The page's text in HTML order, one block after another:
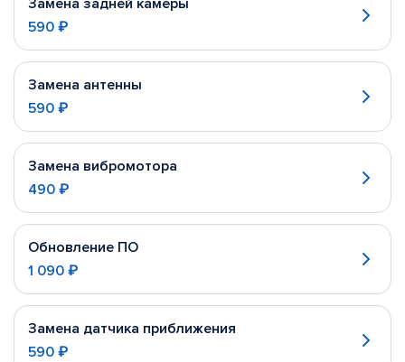
Замена задней камеры
590 ₽
Замена антенны
590 ₽
Замена вибромотора
490 ₽
Обновление ПО
1 090 ₽
Замена датчика приближения
590 ₽